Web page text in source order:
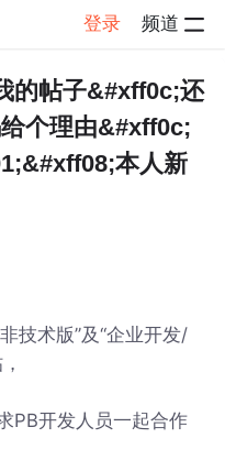
登录 频道
的帖子&#xff0c;还
个理由&#xff0c;
本人新
技术版”及“企业开发/
PB开发人员一起合作